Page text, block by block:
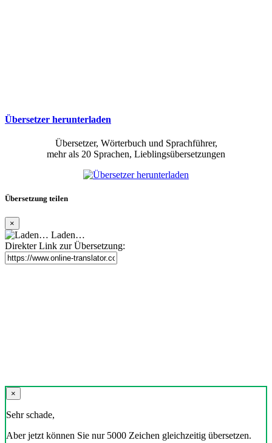
Übersetzer herunterladen
Übersetzer, Wörterbuch und Sprachführer,
mehr als 20 Sprachen, Lieblingsübersetzungen
Übersetzung teilen
×
Laden…
Direkter Link zur Übersetzung:
×
Sehr schade,
Aber jetzt können Sie nur 5000 Zeichen gleichzeitig übersetzen.